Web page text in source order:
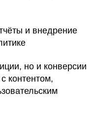
и внедрение
но и конверсии
контентом,